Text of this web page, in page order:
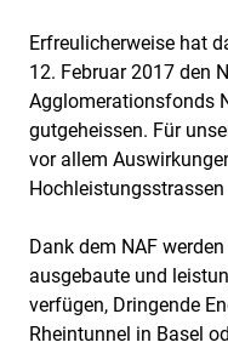
Erfreulicherweise hat
12. Februar 2017 den
Agglomerationsfonds
gutgeheissen. Für
vor allem
Dank dem NAF
ausgebaute und
verfügen, Dringende
Rheintunnel in Basel